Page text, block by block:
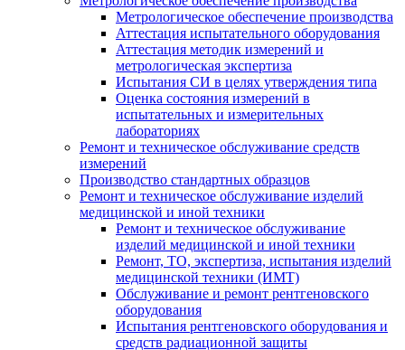
Метрологическое обеспечение производства
Аттестация испытательного оборудования
Аттестация методик измерений и
метрологическая экспертиза
Испытания СИ в целях утверждения типа
Оценка состояния измерений в
испытательных и измерительных
лабораториях
Ремонт и техническое обслуживание средств
измерений
Производство стандартных образцов
Ремонт и техническое обслуживание изделий
медицинской и иной техники
Ремонт и техническое обслуживание
изделий медицинской и иной техники
Ремонт, ТО, экспертиза, испытания изделий
медицинской техники (ИМТ)
Обслуживание и ремонт рентгеновского
оборудования
Испытания рентгеновского оборудования и
средств радиационной защиты